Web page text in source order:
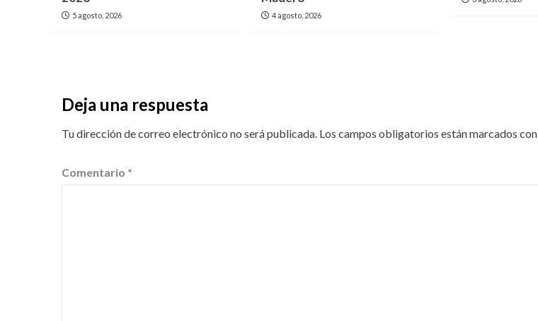
5 agosto, 2026 4 agosto, 2026
Deja una respuesta
Tu dirección de correo electrónico no será publicada. Los campos obligatorios están marcados con
Comentario *